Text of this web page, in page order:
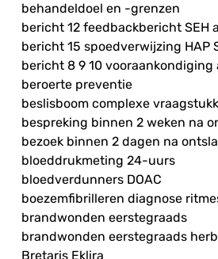
behandeldoel en -grenzen
bericht 12 feedbackbericht SEH
bericht 15 spoedverwijzing HAP
bericht 8 9 10 vooraankondiging
beroerte preventie
beslisboom complexe
bespreking binnen 2 weken na
bezoek binnen 2 dagen na
bloeddrukmeting 24-uurs
bloedverdunners DOAC
boezemfibrilleren diagnose
brandwonden eerstegraads
brandwonden eerstegraads
Bretaris Eklira